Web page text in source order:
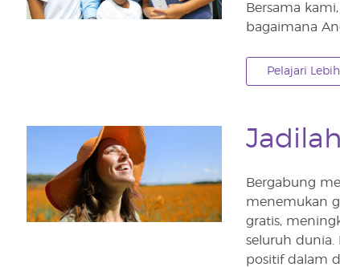
Bersama
bagaimana
Pelajari
Bergabung
menemukan
gratis,
seluruh
positif dalam